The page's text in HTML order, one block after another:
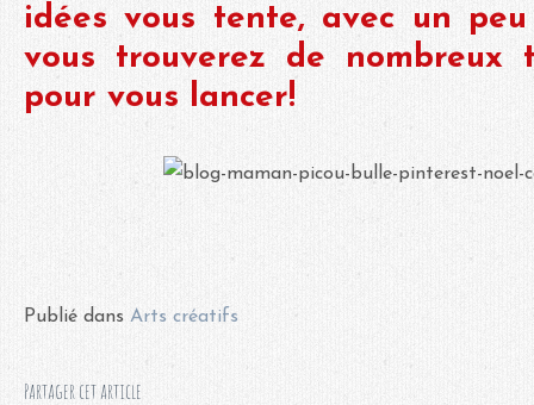
idées vous tente, avec un
vous trouverez de nombreux
pour vous lancer!
Publié dans Arts créatifs
Partager cet article